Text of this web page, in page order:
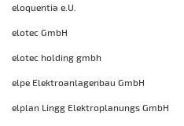
eloquentia e.U.
elotec GmbH
elotec holding gmbh
elpe Elektroanlagenbau GmbH
elplan Lingg Elektroplanungs GmbH